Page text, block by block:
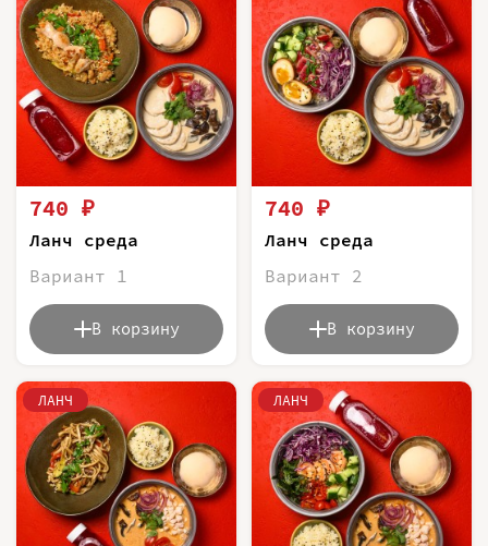
740 ₽
Ланч среда
Вариант 1
В корзину
740 ₽
Ланч среда
Вариант 2
В корзину
ЛАНЧ ЛАНЧ